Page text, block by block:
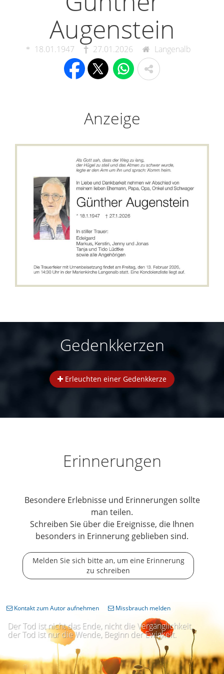
Augenstein
18.01.1947 27.01.2026 Langenalb
Anzeige
Gedenkkerzen
Erleuchten einer Gedenkkerze
Erinnerungen
Besondere Erlebnisse und Erinnerungen sollte
man teilen.
Schreiben Sie über die Ereignisse, die Ihnen
besonders in Erinnerung geblieben sind.
Melden Sie sich bitte an, um eine Erinnerung
zu schreiben
Der Tod ist nicht das Ende, nicht die Vergänglichkeit,
der Tod ist nur die Wende, Beginn der Ewigkeit.
Kontakt zum Autor aufnehmen Missbrauch melden